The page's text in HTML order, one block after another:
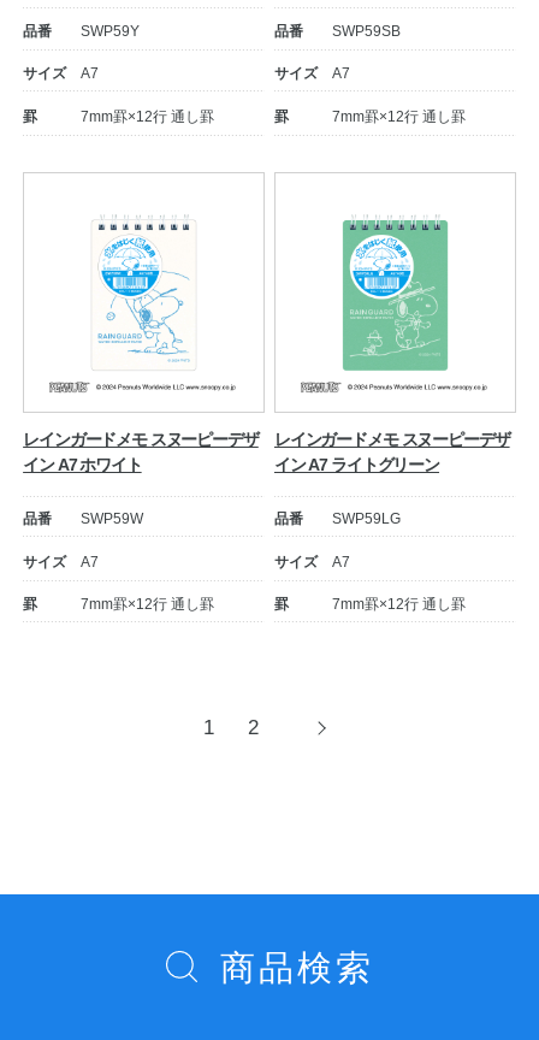
品番 SWP59Y
サイズ A7
罫 7mm罫×12行 通し罫
品番 SWP59SB
サイズ A7
罫 7mm罫×12行 通し罫
レインガードメモ スヌーピーデザ
イン A7 ホワイト
品番 SWP59W
サイズ A7
罫 7mm罫×12行 通し罫
レインガードメモ スヌーピーデザ
イン A7 ライトグリーン
品番 SWP59LG
サイズ A7
罫 7mm罫×12行 通し罫
ー
1 2
次
商品検索